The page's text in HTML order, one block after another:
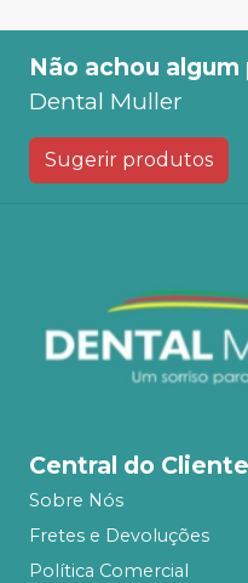
Não achou
Dental Muller
Sugerir produtos
Central do Cliente
Sobre Nós
Fretes e Devoluções
Política Comercial